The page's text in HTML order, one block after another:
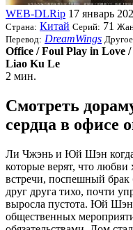
WEB-DLRip 17 январь
Страна: Китай Серий: 71
Перевод: DreamWings
Office / Foul Play in Love
Liao Ku Le
2 мин.
Смотреть
сердца в офисе
Ли Чжэнь и Юй Шэн когда
которые верят, что любви
встречи, поспешный
друг друга тихо, почти
выросла пустота. Юй Шэн
общественных